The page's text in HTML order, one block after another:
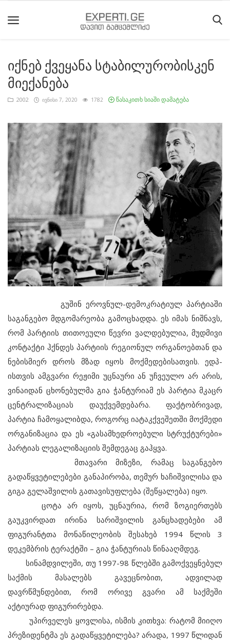
მთავარი
მიმდინარე
მოვლენები
საიტის
შესახებ
ეროვნული
მოძრაობის
ისტორია
სტატიები
იქნებ ქვეყანა სტაბილურობისკენ
მიექანება
2002 ივნისი 7, 2020 1782 წასაკითხ სიაში დამატება
გუშინ ეროვნულ-დემოკრატიულ პარტიაში
საგანგებო მდგომარეობა გამოცხადდა. ეს იმას ნიშნავს,
რომ პარტიის თითოეული წევრი ვალდებულია, მუდმივი
კონტაქტი ჰქნდეს პარტიის რეგიონულ ორგანოებთან და
ნებისმიერ დროს მზად იყოს მოქმედებისათვის. ედპ-
ისთვის ამგვარი რეჟიმი უცნაური ან უჩვეულო არ არის,
ვინაიდან ცხონებულმა გია ჭანტურიამ ეს პარტია მკაცრ
ცენტრალიზაციას დაუქვემდებარა. ფაქტობრივად,
პარტია ჩამოყალიბდა, როგორც იატაკქვეშეთში მოქმედი
ორგანიზაცია და ეს «გასამხედროებული სტრუქტურები»
პარტიას ლეგალიზაციის შემდეგაც გაჰყვა.
მთავარი მიზეზი, რამაც საგანგებო
გადაწყვეტილებები განაპირობა, თემურ ხაჩიშვილისა და
გიგა გელაშვილის გათავისუფლება (შეწყალება) იყო.
ცოტა არ იყოს, უცნაურია, რომ ზოგიერთებს
გაუკვირდათ ირინა სარიშვილის განცხადებები ამ
ფიგურანტთა მონაწილეობის შესახებ 1994 წლის 3
დეკემბრის ტერაქტში – გია ჭანტურიას წინააღმდეგ.
სინამდვილეში, თუ 1997-98 წლებში გამოქვეყნებულ
საქმის მასალებს გავეცნობით, ადვილად
დავრწმუნდებით, რომ ორივე გვარი ამ საქმეში
აქტიურად ფიგურირებდა.
უპირველეს ყოვლისა, ისმის კითხვა: რატომ მიიღო
პრეზიდენტმა ეს გადაწყვეტილება? არადა, 1997 წლიდან